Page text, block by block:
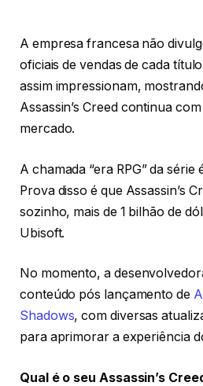
A empresa francesa não
oficiais de vendas de cada
assim impressionam,
Assassin’s Creed continua
mercado.
A chamada “era RPG” da
Prova disso é que Assassin’s
sozinho, mais de 1 bilhão de
Ubisoft.
No momento, a
conteúdo pós lançamento de
Shadows, com diversas
para aprimorar a experiência
Qual é o seu Assassin’s